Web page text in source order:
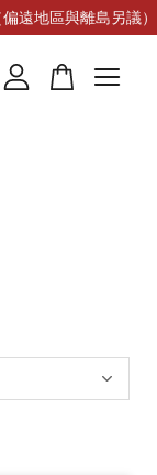
遠地區與離島另議）